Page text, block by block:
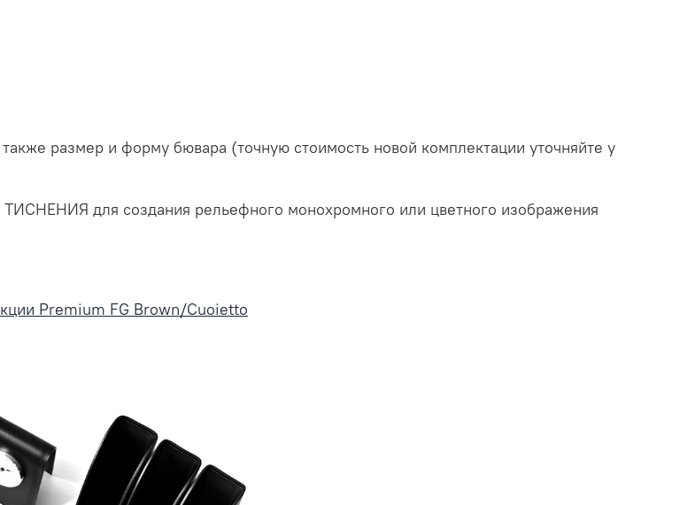
и форму бювара (точную стоимость новой комплектации уточняйте у
для создания рельефного монохромного или цветного изображения
Premium FG Brown/Cuoietto